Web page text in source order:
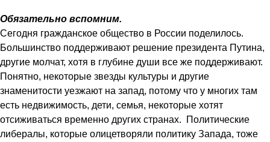
Обязательно вспомним.
Сегодня гражданское общество в России поделилось.
Большинство поддерживают решение президента Путина,
другие молчат, хотя в глубине души все же поддерживают.
Понятно, некоторые звезды культуры и другие
знаменитости уезжают на запад, потому что у многих там
есть недвижимость, дети, семья, некоторые хотят
отсиживаться временно других странах. Политические
либералы, которые олицетворяли политику Запада, тоже